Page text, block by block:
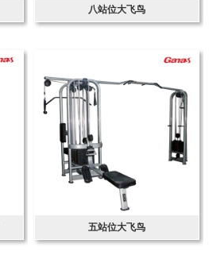
八站位大飞鸟
五站位大飞鸟